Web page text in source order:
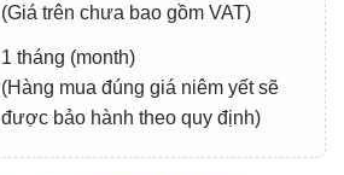
(Giá trên chưa bao gồm VAT)
1 tháng (month)
(Hàng mua đúng giá niêm yết sẽ
được bảo hành theo quy định)